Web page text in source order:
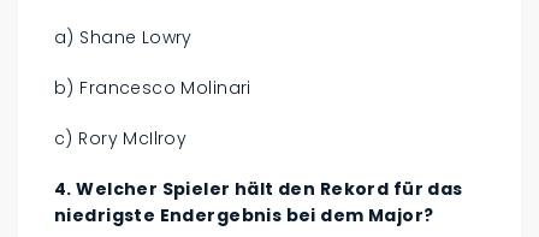
a) Shane Lowry
b) Francesco Molinari
c) Rory McIlroy
4. Welcher Spieler hält den Rekord für das
niedrigste Endergebnis bei dem Major?